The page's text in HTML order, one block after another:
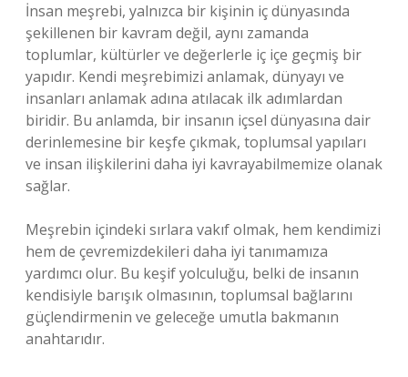
İnsan meşrebi, yalnızca bir kişinin iç dünyasında
şekillenen bir kavram değil, aynı zamanda
toplumlar, kültürler ve değerlerle iç içe geçmiş bir
yapıdır. Kendi meşrebimizi anlamak, dünyayı ve
insanları anlamak adına atılacak ilk adımlardan
biridir. Bu anlamda, bir insanın içsel dünyasına dair
derinlemesine bir keşfe çıkmak, toplumsal yapıları
ve insan ilişkilerini daha iyi kavrayabilmemize olanak
sağlar.
Meşrebin içindeki sırlara vakıf olmak, hem kendimizi
hem de çevremizdekileri daha iyi tanımamıza
yardımcı olur. Bu keşif yolculuğu, belki de insanın
kendisiyle barışık olmasının, toplumsal bağlarını
güçlendirmenin ve geleceğe umutla bakmanın
anahtarıdır.